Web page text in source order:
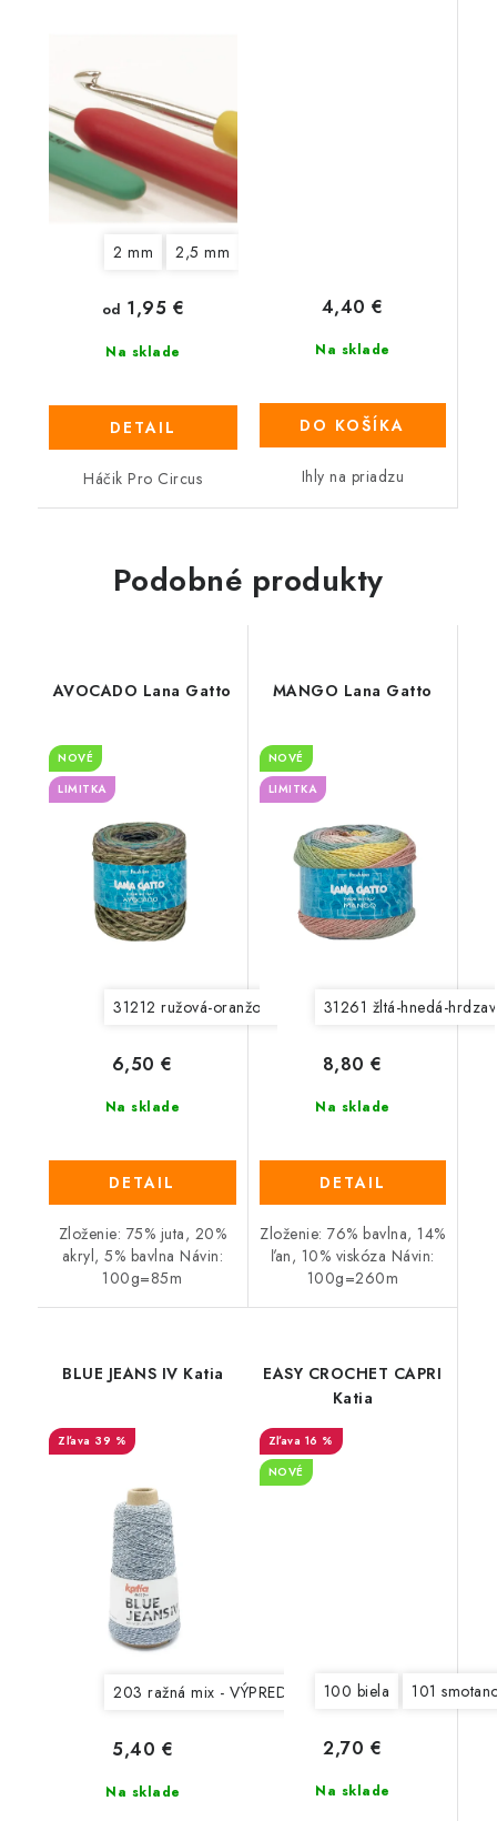
2 mm 2,5 mm
Na sklade
od 1,95 €
DETAIL
Háčik Pro Circus
Na sklade
4,40 €
DO KOŠÍKA
Ihly na priadzu
Podobné produkty
AVOCADO Lana Gatto
NOVÉ
LIMITKA
31212 ružová-oranžová 31213 hnedá-petrol
Na sklade
6,50 €
DETAIL
Zloženie: 75% juta, 20%
akryl, 5% bavlna Návin:
100g=85m
MANGO Lana Gatto
NOVÉ
LIMITKA
31261 žltá-hnedá-
Na sklade
8,80 €
DETAIL
Zloženie: 76% bavlna, 14%
ľan, 10% viskóza Návin:
100g=260m
BLUE JEANS IV Katia
39 %
203 ražná mix - VÝPREDAJ
Na sklade
5,40 €
EASY CROCHET CAPRI
Katia
16 %
NOVÉ
100 biela 101
Na sklade
2,70 €